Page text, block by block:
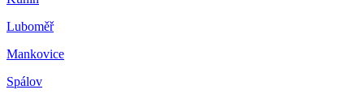
Luboměř
Mankovice
Spálov